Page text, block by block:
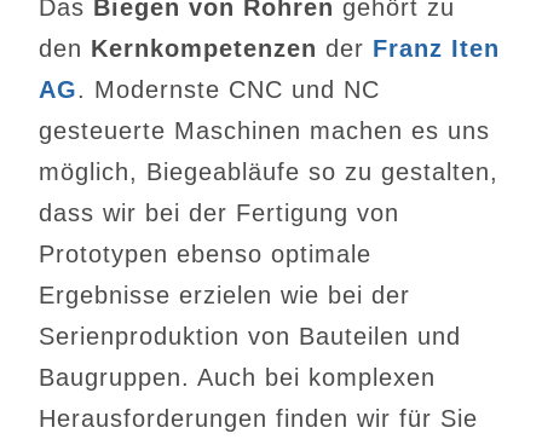
Das Biegen von Rohren gehört zu
den Kernkompetenzen der Franz Iten
AG. Modernste CNC und NC
gesteuerte Maschinen machen es uns
möglich, Biegeabläufe so zu gestalten,
dass wir bei der Fertigung von
Prototypen ebenso optimale
Ergebnisse erzielen wie bei der
Serienproduktion von Bauteilen und
Baugruppen. Auch bei komplexen
Herausforderungen finden wir für Sie